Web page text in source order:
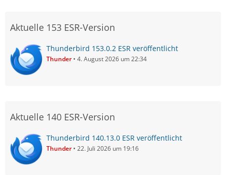
Aktuelle 153 ESR-Version
Thunderbird 153.0.2 ESR veröffentlicht
Thunder 4. August 2026 um 22:34
Aktuelle 140 ESR-Version
Thunderbird 140.13.0 ESR veröffentlicht
Thunder 22. Juli 2026 um 19:16